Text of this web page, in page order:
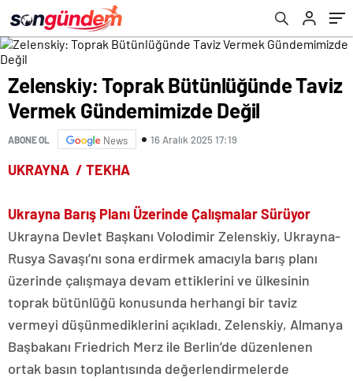
Zelenskiy: Toprak Bütünlüğünde Taviz
Vermek Gündemimizde Değil
ABONE OL News 16 Aralık 2025 17:19
UKRAYNA / TEKHA
Ukrayna Barış Planı Üzerinde Çalışmalar Sürüyor
Ukrayna Devlet Başkanı Volodimir Zelenskiy, Ukrayna-
Rusya Savaşı’nı sona erdirmek amacıyla barış planı
üzerinde çalışmaya devam ettiklerini ve ülkesinin
toprak bütünlüğü konusunda herhangi bir taviz
vermeyi düşünmediklerini açıkladı. Zelenskiy, Almanya
Başbakanı Friedrich Merz ile Berlin’de düzenlenen
ortak basın toplantısında değerlendirmelerde